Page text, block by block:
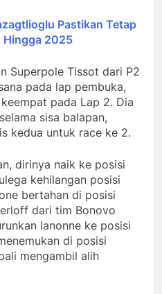
Pastikan Tetap
Hingga 2025
Superpole Tissot dari P2
pada lap pembuka,
pada Lap 2. Dia
sisa balapan,
kedua untuk race ke 2.
dirinya naik ke posisi
kehilangan posisi
bertahan di posisi
dari tim Bonovo
Ianonne ke posisi
di posisi
mengambil alih